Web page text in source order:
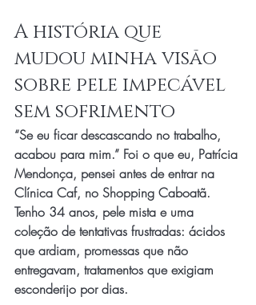
A história que
mudou minha visão
sobre pele impecável
sem sofrimento
“Se eu ficar descascando no trabalho,
acabou para mim.” Foi o que eu, Patrícia
Mendonça, pensei antes de entrar na
Clínica Caf, no Shopping Caboatã.
Tenho 34 anos, pele mista e uma
coleção de tentativas frustradas: ácidos
que ardiam, promessas que não
entregavam, tratamentos que exigiam
esconderijo por dias.